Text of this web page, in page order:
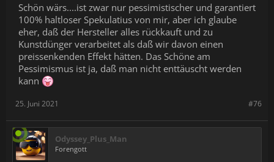
Schön wärs....ist zwar nur pessimistischer und garantiert
100% haltloser Spekulatius von mir, aber ich glaube
eher, daß der Hersteller alles rückkauft und zu
Kunstdünger verarbeitet als daß wir davon einen
preissenkenden Effekt hätten. Das Schöne am
Pessimismus ist ja, daß man nicht enttäuscht werden
kann
#76
25. Juni 2021
Odyssey_Plus_Man
Forengott